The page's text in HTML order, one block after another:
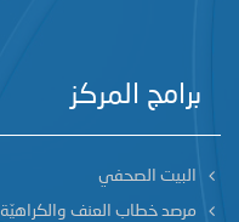
برامج المركز
البيت الصحفي
مرصد خطاب العنف والكراهيّة